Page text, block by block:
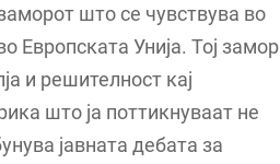
што се чувствува во
Европската Унија. Тој замор
и решителност кај
што ја поттикнуваат не
јавната дебата за